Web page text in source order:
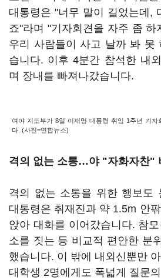
대통령은 "너무 말이 길었는데,
죠"라며 "기자회견을 자주 좀 하
우리 사람들이 사고 날까 봐 못
습니다. 이후 4분간 참석한 내
며 장내를 빠져나갔습니다.
여야 지도부가 8일 이재명 대통령 취임 1주년 기자
다. (사진=연합뉴스)
격의 없는 소통…야 "자화자찬"
격의 없는 소통을 위한 행보도
대통령은 취재진과 약 1.5m 안
앉아 대화를 이어갔습니다. 참
소를 짓는 등 비교적 편안한 분
했습니다. 이 밖에 내외신뿐만
대학생 2명에게도 폭넓게 질문